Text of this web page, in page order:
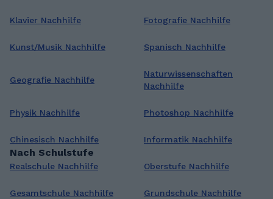
Klavier Nachhilfe Fotografie Nachhilfe
Kunst/Musik Nachhilfe Spanisch Nachhilfe
Geografie Nachhilfe
Naturwissenschaften
Nachhilfe
Physik Nachhilfe Photoshop Nachhilfe
Chinesisch Nachhilfe Informatik Nachhilfe
Nach Schulstufe
Realschule Nachhilfe Oberstufe Nachhilfe
Gesamtschule Nachhilfe Grundschule Nachhilfe